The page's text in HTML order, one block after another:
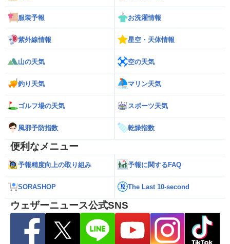
服装予報 お洗濯情報
紫外線情報 星空・天体情報
山の天気 空の天気
釣り天気 マリン天気
ゴルフ場の天気 スポーツ天気
風邪予防指数 乾燥指数
便利なメニュー
予報精度向上の取り組み 予報に関するFAQ
SORASHOP The Last 10-second
ウェザーニュース公式SNS